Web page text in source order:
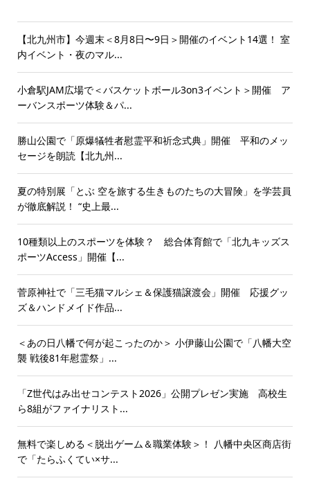
【北九州市】今週末＜8月8日〜9日＞開催のイベント14選！ 室
内イベント・夜のマル...
小倉駅JAM広場で＜バスケットボール3on3イベント＞開催 ア
ーバンスポーツ体験＆パ...
勝山公園で「原爆犠牲者慰霊平和祈念式典」開催 平和のメッ
セージを朗読【北九州...
夏の特別展「とぶ 空を旅する生きものたちの大冒険」を学芸員
が徹底解説！ “史上最...
10種類以上のスポーツを体験？ 総合体育館で「北九キッズス
ポーツAccess」開催【...
菅原神社で「三毛猫マルシェ＆保護猫譲渡会」開催 応援グッ
ズ＆ハンドメイド作品...
＜あの日八幡で何が起こったのか＞ 小伊藤山公園で「八幡大空
襲 戦後81年慰霊祭」...
「Z世代はみ出せコンテスト2026」公開プレゼン実施 高校生
ら8組がファイナリスト...
無料で楽しめる＜脱出ゲーム＆職業体験＞！ 八幡中央区商店街
で「たらふくてい×サ...